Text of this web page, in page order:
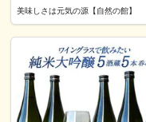
美味しさは元気の源【自然の館】